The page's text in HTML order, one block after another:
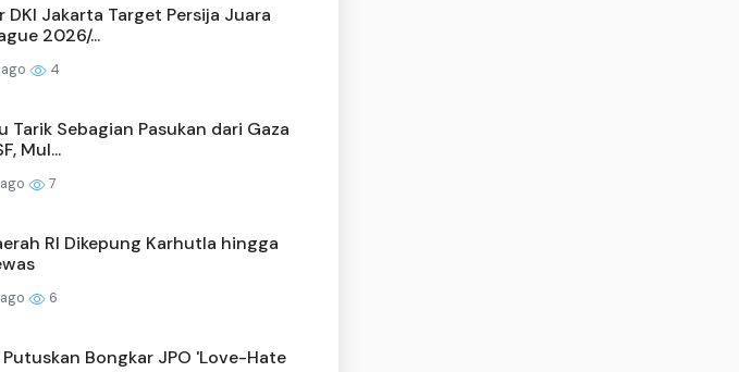
DKI Jakarta Target Persija Juara
2026/...
4
Tarik Sebagian Pasukan dari Gaza
Mul...
7
RI Dikepung Karhutla hingga
6
Bongkar JPO 'Love-Hate